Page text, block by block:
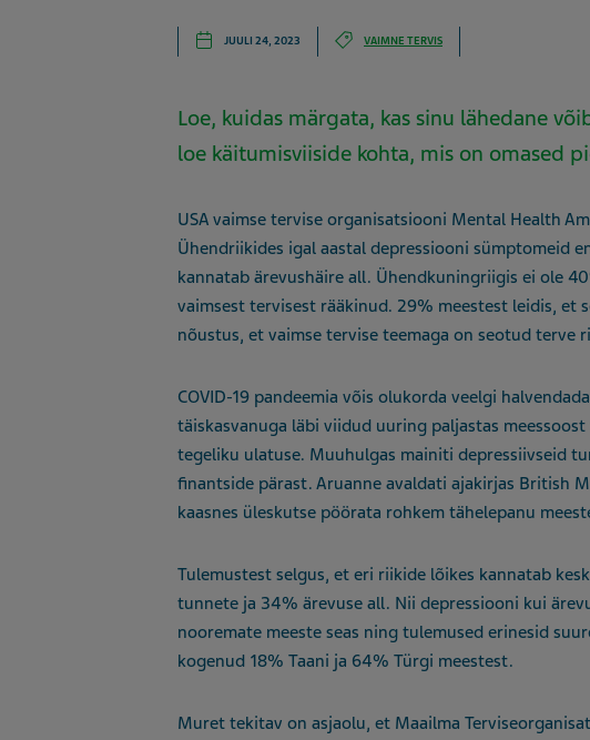
JUULI 24, 2023 VAIMNE TERVIS
Loe, kuidas märgata, kas sinu lähedane
loe käitumisviiside kohta, mis on omased
USA vaimse tervise organisatsiooni Mental Health
Ühendriikides igal aastal depressiooni sümptomeid
kannatab ärevushäire all. Ühendkuningriigis ei ole
vaimsest tervisest rääkinud. 29% meestest leidis, et
nõustus, et vaimse tervise teemaga on seotud terve
COVID-19 pandeemia võis olukorda veelgi
täiskasvanuga läbi viidud uuring paljastas
tegeliku ulatuse. Muuhulgas mainiti depressiivseid
finantside pärast. Aruanne avaldati ajakirjas British
kaasnes üleskutse pöörata rohkem tähelepanu
Tulemustest selgus, et eri riikide lõikes kannatab
tunnete ja 34% ärevuse all. Nii depressiooni kui
nooremate meeste seas ning tulemused erinesid
kogenud 18% Taani ja 64% Türgi meestest.
Muret tekitav on asjaolu, et Maailma